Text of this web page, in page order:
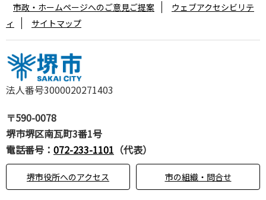
法人番号3000020271403
〒590-0078
堺市堺区南瓦町3番1号
電話番号： 072-233-1101 （代表）
堺市役所へのアクセス 市の組織・問合せ
市政・ホームページへのご意見ご提案
ウェブアクセシビリテ
ィ
サイトマップ